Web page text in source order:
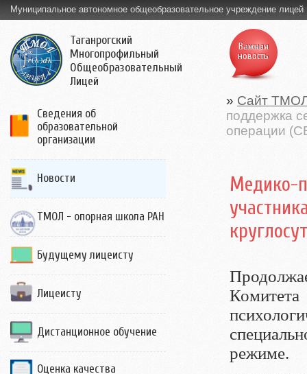
Муниципальное автономное общеобразовательное учреждение
Таганрогский
Многопрофильный
Общеобразовательный
Лицей
Сведения об
образовательной
организации
Новости
ТМОЛ - опорная школа РАН
Будущему лицеисту
Лицеисту
Дистанционное обучение
Оценка качества
Важная
новость
» Сайт
поддержка
операции
Медико-
Комитета
режиме.